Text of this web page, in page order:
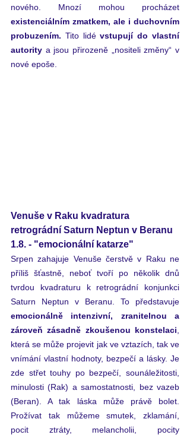
existenciálním zmatkem, ale i duchovním
probuzením. Tito lidé vstupují do vlastní
autority a jsou přirozeně „nositeli změny“ v
nové epoše.
Venuše v Raku kvadratura
retrográdní Saturn Neptun v Beranu
1.8. - "emocionální katarze"
Srpen zahajuje Venuše čerstvě v Raku ne
příliš šťastně, neboť tvoří po několik dnů
tvrdou kvadraturu k retrográdní konjunkci
emocionálně intenzivní, zranitelnou a
zároveň zásadně zkoušenou konstelaci
která se může projevit jak ve vztazích, tak ve
vnímání vlastní hodnoty, bezpečí a lásky. Je
zde střet touhy po bezpečí, sounáležitosti,
minulosti (Rak) a samostatnosti, bez vazeb
(Beran). A tak láska může právě bolet.
Prožívat tak můžeme smutek, zklamání,
pocit ztráty, melancholii, pocity